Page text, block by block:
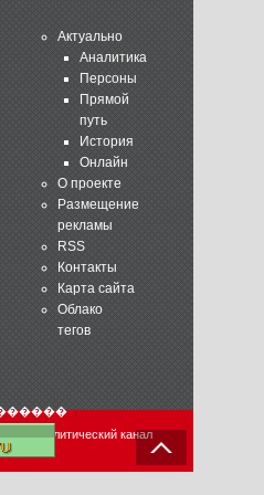
Актуально
Аналитика
Персоны
Прямой
путь
История
Онлайн
О проекте
Размещение
рекламы
RSS
Контакты
Карта сайта
Облако
тегов
аналитический канал